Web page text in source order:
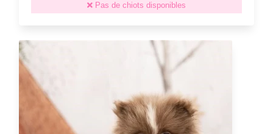
Pas de chiots disponibles